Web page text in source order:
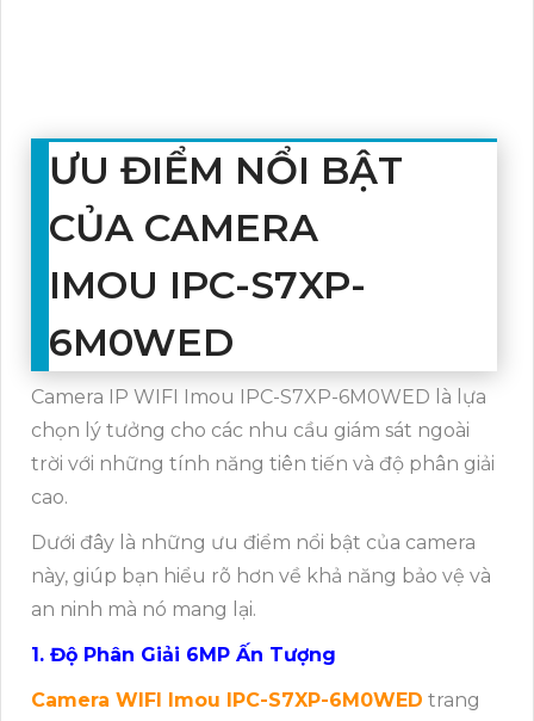
ƯU ĐIỂM NỔI BẬT
CỦA CAMERA
IMOU IPC-S7XP-
6M0WED
Camera IP WIFI Imou IPC-S7XP-6M0WED là lựa
chọn lý tưởng cho các nhu cầu giám sát ngoài
trời với những tính năng tiên tiến và độ phân giải
cao.
Dưới đây là những ưu điểm nổi bật của camera
này, giúp bạn hiểu rõ hơn về khả năng bảo vệ và
an ninh mà nó mang lại.
1. Độ Phân Giải 6MP Ấn Tượng
Camera WIFI Imou IPC-S7XP-6M0WED trang